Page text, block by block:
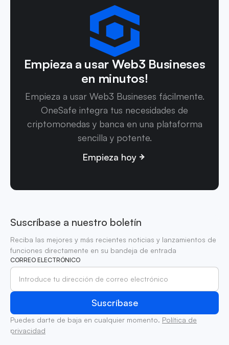
Empieza a usar Web3 Busineses
en minutos!
Empieza a usar Web3 Busineses fácilmente.
OneSafe integra tus necesidades de
criptomonedas y banca en una plataforma
sencilla y potente.
Empieza hoy
Suscríbase a nuestro boletín
Reciba las mejores y más recientes noticias y lanzamientos de
funciones directamente en su bandeja de entrada
CORREO ELECTRÓNICO
Puedes darte de baja en cualquier momento. Política de
privacidad